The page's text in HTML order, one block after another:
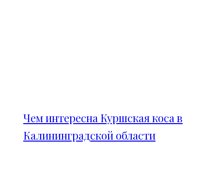
Чем интересна Куршская коса в
Калининградской области